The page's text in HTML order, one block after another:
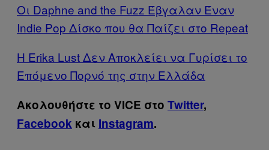
Oι Daphne and the Fuzz Έβγαλαν Έναν
Indie Pop Δίσκο που θα Παίζει στο Repeat
Η Erika Lust Δεν Αποκλείει να Γυρίσει το
Επόμενο Πορνό της στην Ελλάδα
Ακολουθήστε το VICE στο Twitter,
Facebook και Instagram.